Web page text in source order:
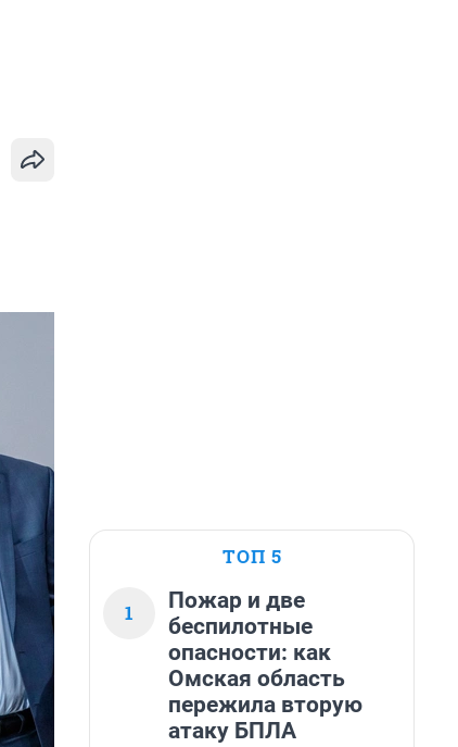
ТОП 5
1
Пожар и две
беспилотные
опасности: как
Омская область
пережила вторую
атаку БПЛА